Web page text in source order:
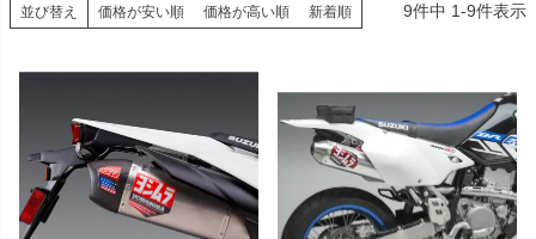
並び替え 価格が安い順 価格が高い順 新着順 9件中 1-9件表示